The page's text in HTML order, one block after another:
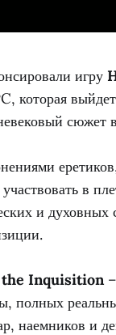
игру
сюжет
в
и духовных
Inquisition–
полных
наемников и